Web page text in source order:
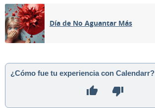
Día de No Aguantar Más
¿Cómo fue tu experiencia con Calendarr?